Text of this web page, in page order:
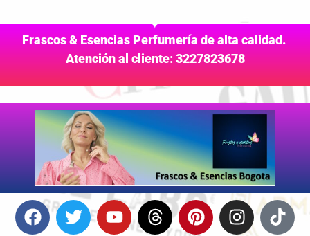
Frascos & Esencias Perfumería de alta calidad.
Atención al cliente: 3227823678